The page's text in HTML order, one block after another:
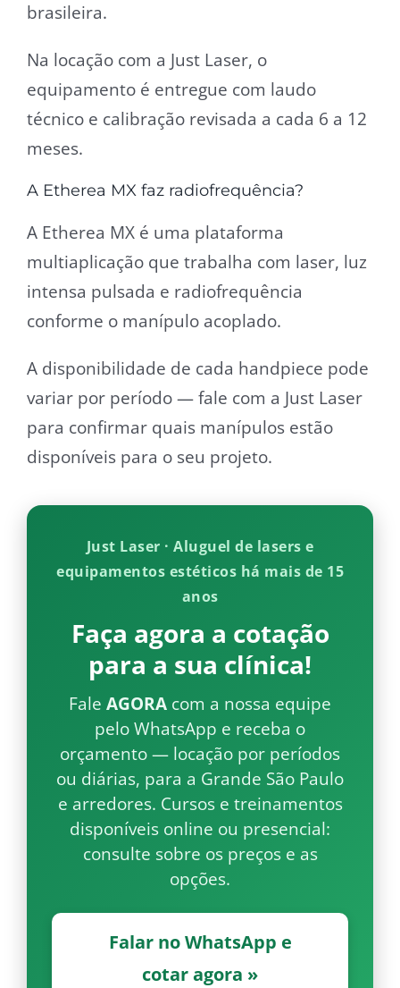
brasileira.
Na locação com a Just Laser, o
equipamento é entregue com laudo
técnico e calibração revisada a cada 6 a 12
meses.
A Etherea MX faz radiofrequência?
A Etherea MX é uma plataforma
multiaplicação que trabalha com laser, luz
intensa pulsada e radiofrequência
conforme o manípulo acoplado.
A disponibilidade de cada handpiece pode
variar por período — fale com a Just Laser
para confirmar quais manípulos estão
disponíveis para o seu projeto.
Just Laser · Aluguel de lasers e
equipamentos estéticos há mais de 15
anos
Faça agora a cotação
para a sua clínica!
Fale AGORA com a nossa equipe
pelo WhatsApp e receba o
orçamento — locação por períodos
ou diárias, para a Grande São Paulo
e arredores. Cursos e treinamentos
disponíveis online ou presencial:
consulte sobre os preços e as
opções.
Falar no WhatsApp e
cotar agora »